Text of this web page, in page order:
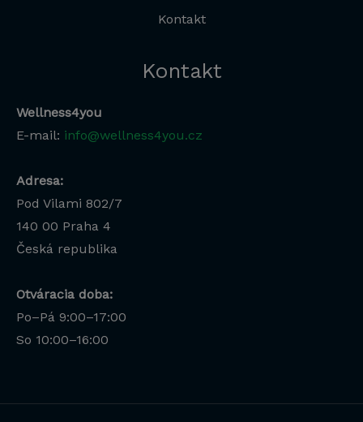
Kontakt
Kontakt
Wellness4you
E-mail: info@wellness4you.cz
Adresa:
Pod Vilami 802/7
140 00 Praha 4
Česká republika
Otváracia doba:
Po–Pá 9:00–17:00
So 10:00–16:00
Lucia